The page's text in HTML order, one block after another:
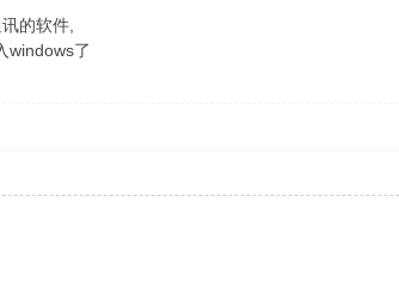
的软件,
windows了